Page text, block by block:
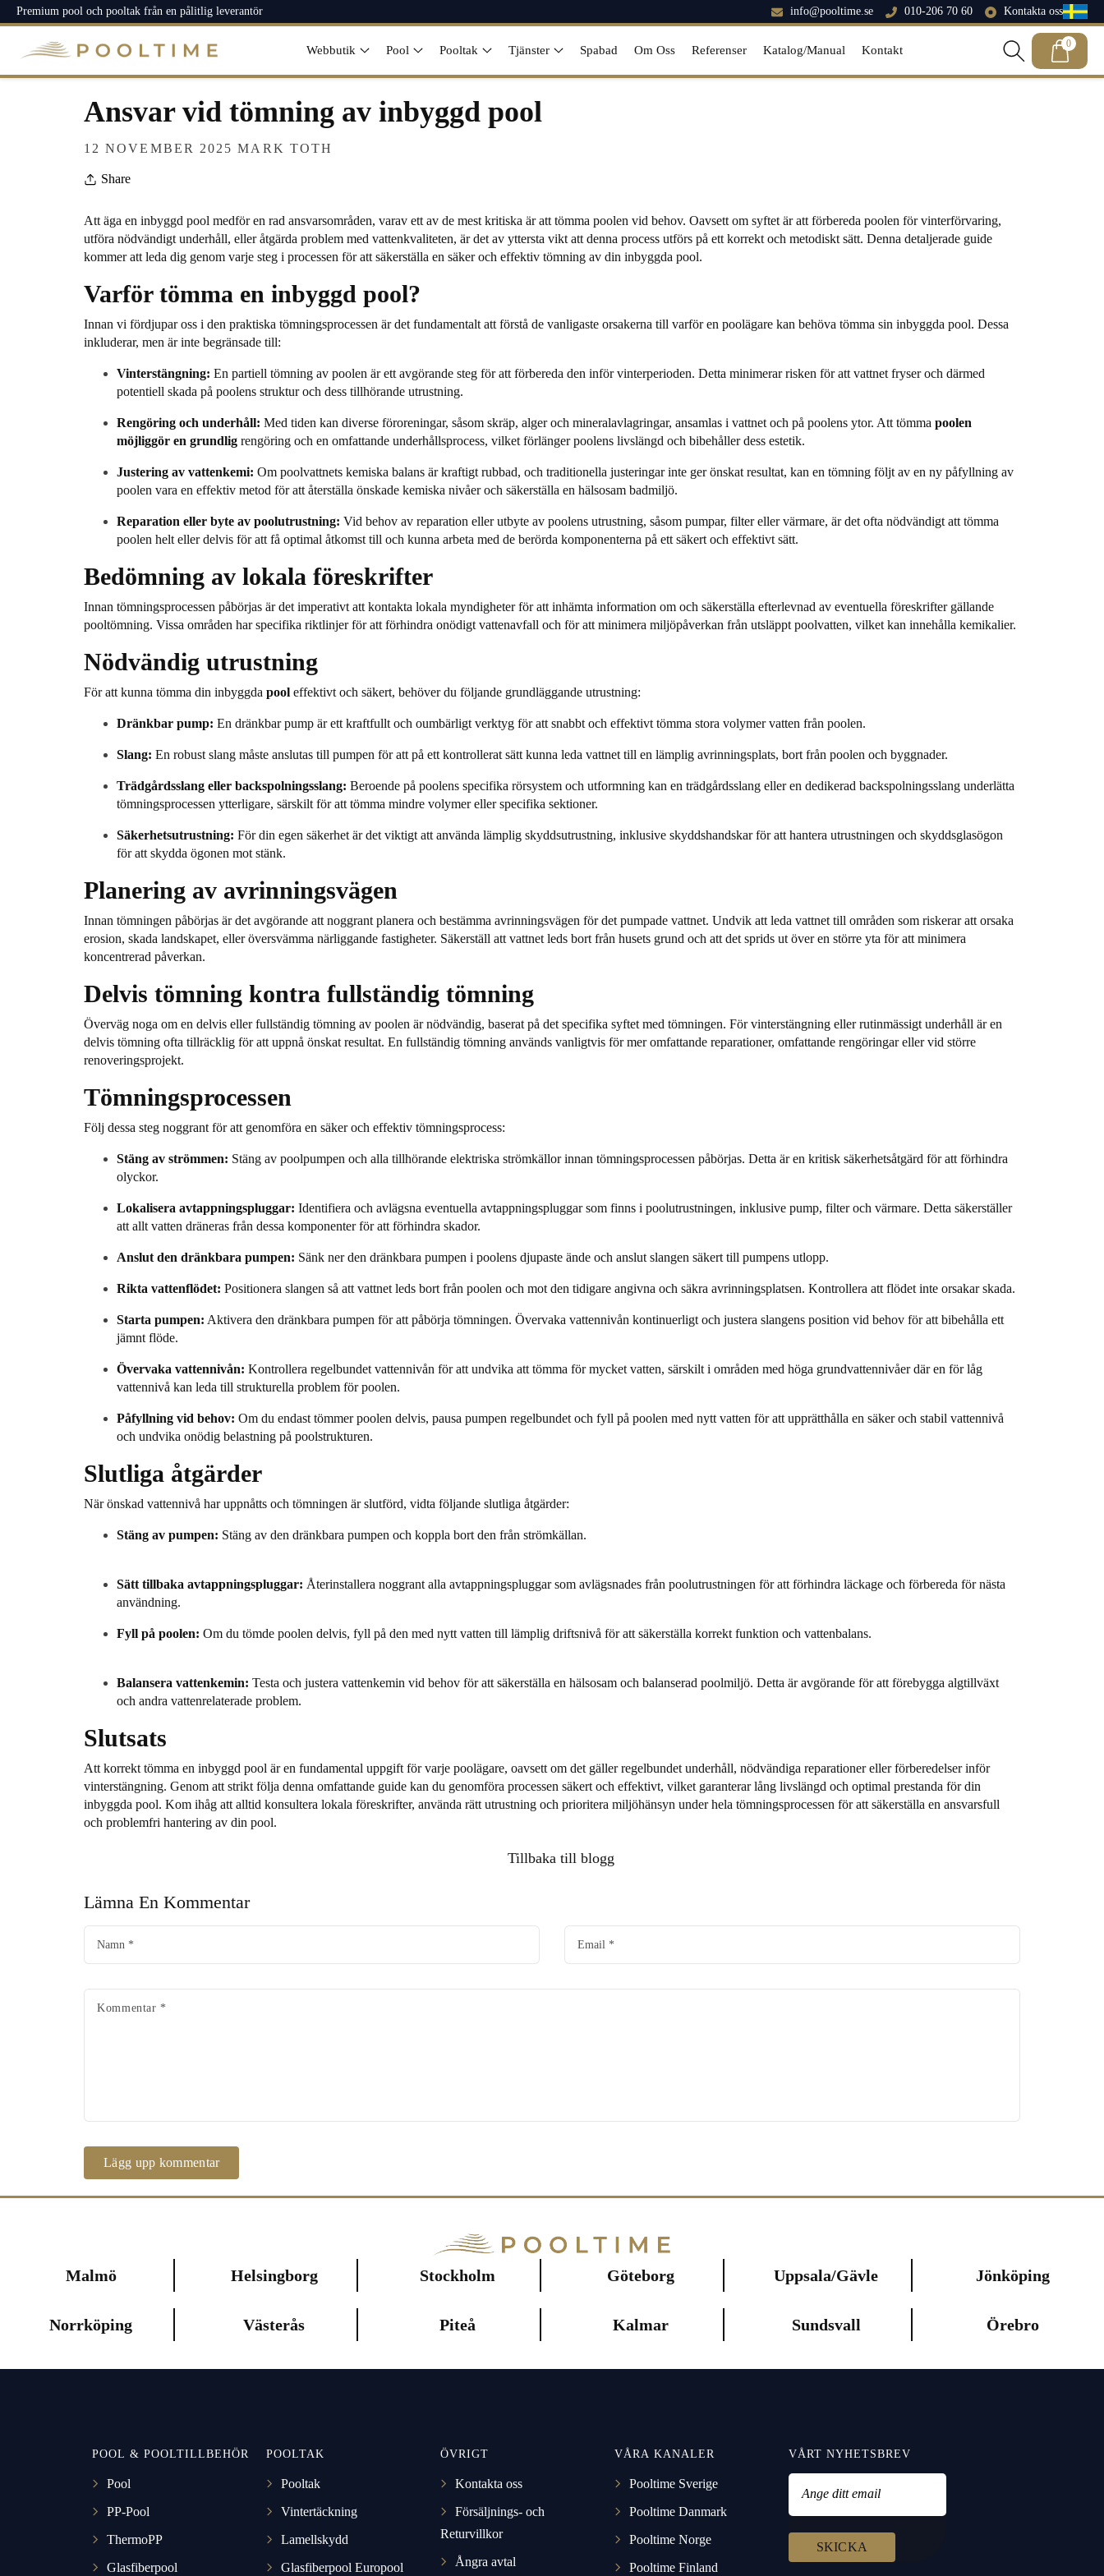
ti
ll
e
Premium pool och pooltak från en pålitlig leverantör info@pooltime.se 010-206 70 60 Kontakta oss
Webbutik Pool Pooltak Tjänster Spabad Om Oss Referenser Katalog/Manual Kontakt
0
Ansvar vid tömning av inbyggd pool
12 NOVEMBER 2025MARK TOTH
Share
Att äga en inbyggd pool medför en rad ansvarsområden, varav ett av de mest kritiska är att tömma poolen vid behov. Oavsett om syftet är att förbereda poolen för vinterförvaring,
utföra nödvändigt underhåll, eller åtgärda problem med vattenkvaliteten, är det av yttersta vikt att denna process utförs på ett korrekt och metodiskt sätt. Denna detaljerade guide
kommer att leda dig genom varje steg i processen för att säkerställa en säker och effektiv tömning av din inbyggda pool.
Varför tömma en inbyggd pool?
Innan vi fördjupar oss i den praktiska tömningsprocessen är det fundamentalt att förstå de vanligaste orsakerna till varför en poolägare kan behöva tömma sin inbyggda pool. Dessa
inkluderar, men är inte begränsade till:
Vinterstängning: En partiell tömning av poolen är ett avgörande steg för att förbereda den inför vinterperioden. Detta minimerar risken för att vattnet fryser och därmed
potentiell skada på poolens struktur och dess tillhörande utrustning.
Rengöring och underhåll: Med tiden kan diverse föroreningar, såsom skräp, alger och mineralavlagringar, ansamlas i vattnet och på poolens ytor. Att tömma poolen
möjliggör en grundlig rengöring och en omfattande underhållsprocess, vilket förlänger poolens livslängd och bibehåller dess estetik.
Justering av vattenkemi: Om poolvattnets kemiska balans är kraftigt rubbad, och traditionella justeringar inte ger önskat resultat, kan en tömning följt av en ny påfyllning av
poolen vara en effektiv metod för att återställa önskade kemiska nivåer och säkerställa en hälsosam badmiljö.
Reparation eller byte av poolutrustning: Vid behov av reparation eller utbyte av poolens utrustning, såsom pumpar, filter eller värmare, är det ofta nödvändigt att tömma
poolen helt eller delvis för att få optimal åtkomst till och kunna arbeta med de berörda komponenterna på ett säkert och effektivt sätt.
Bedömning av lokala föreskrifter
Innan tömningsprocessen påbörjas är det imperativt att kontakta lokala myndigheter för att inhämta information om och säkerställa efterlevnad av eventuella föreskrifter gällande
pooltömning. Vissa områden har specifika riktlinjer för att förhindra onödigt vattenavfall och för att minimera miljöpåverkan från utsläppt poolvatten, vilket kan innehålla kemikalier.
Nödvändig utrustning
För att kunna tömma din inbyggda pool effektivt och säkert, behöver du följande grundläggande utrustning:
Dränkbar pump: En dränkbar pump är ett kraftfullt och oumbärligt verktyg för att snabbt och effektivt tömma stora volymer vatten från poolen.
Slang: En robust slang måste anslutas till pumpen för att på ett kontrollerat sätt kunna leda vattnet till en lämplig avrinningsplats, bort från poolen och byggnader.
Trädgårdsslang eller backspolningsslang: Beroende på poolens specifika rörsystem och utformning kan en trädgårdsslang eller en dedikerad backspolningsslang underlätta
tömningsprocessen ytterligare, särskilt för att tömma mindre volymer eller specifika sektioner.
Säkerhetsutrustning: För din egen säkerhet är det viktigt att använda lämplig skyddsutrustning, inklusive skyddshandskar för att hantera utrustningen och skyddsglasögon
för att skydda ögonen mot stänk.
Planering av avrinningsvägen
Innan tömningen påbörjas är det avgörande att noggrant planera och bestämma avrinningsvägen för det pumpade vattnet. Undvik att leda vattnet till områden som riskerar att orsaka
erosion, skada landskapet, eller översvämma närliggande fastigheter. Säkerställ att vattnet leds bort från husets grund och att det sprids ut över en större yta för att minimera
koncentrerad påverkan.
Delvis tömning kontra fullständig tömning
Överväg noga om en delvis eller fullständig tömning av poolen är nödvändig, baserat på det specifika syftet med tömningen. För vinterstängning eller rutinmässigt underhåll är en
delvis tömning ofta tillräcklig för att uppnå önskat resultat. En fullständig tömning används vanligtvis för mer omfattande reparationer, omfattande rengöringar eller vid större
renoveringsprojekt.
Tömningsprocessen
Följ dessa steg noggrant för att genomföra en säker och effektiv tömningsprocess:
Stäng av strömmen: Stäng av poolpumpen och alla tillhörande elektriska strömkällor innan tömningsprocessen påbörjas. Detta är en kritisk säkerhetsåtgärd för att förhindra
olyckor.
Lokalisera avtappningspluggar: Identifiera och avlägsna eventuella avtappningspluggar som finns i poolutrustningen, inklusive pump, filter och värmare. Detta säkerställer
att allt vatten dräneras från dessa komponenter för att förhindra skador.
Anslut den dränkbara pumpen: Sänk ner den dränkbara pumpen i poolens djupaste ände och anslut slangen säkert till pumpens utlopp.
Rikta vattenflödet: Positionera slangen så att vattnet leds bort från poolen och mot den tidigare angivna och säkra avrinningsplatsen. Kontrollera att flödet inte orsakar skada.
Starta pumpen: Aktivera den dränkbara pumpen för att påbörja tömningen. Övervaka vattennivån kontinuerligt och justera slangens position vid behov för att bibehålla ett
jämnt flöde.
Övervaka vattennivån: Kontrollera regelbundet vattennivån för att undvika att tömma för mycket vatten, särskilt i områden med höga grundvattennivåer där en för låg
vattennivå kan leda till strukturella problem för poolen.
Påfyllning vid behov: Om du endast tömmerpoolen delvis, pausa pumpen regelbundet och fyll på poolen med nytt vatten för att upprätthålla en säker och stabil vattennivå
och undvika onödig belastning på poolstrukturen.
Slutliga åtgärder
När önskad vattennivå har uppnåtts och tömningen är slutförd, vidta följande slutliga åtgärder:
Stäng av pumpen: Stäng av den dränkbara pumpen och koppla bort den från strömkällan.
Sätt tillbaka avtappningspluggar: Återinstallera noggrant alla avtappningspluggar som avlägsnades från poolutrustningen för att förhindra läckage och förbereda för nästa
användning.
Fyll på poolen: Om du tömde poolen delvis, fyll på den med nytt vatten till lämplig driftsnivå för att säkerställa korrekt funktion och vattenbalans.
Balansera vattenkemin: Testa och justera vattenkemin vid behov för att säkerställa en hälsosam och balanserad poolmiljö. Detta är avgörande för att förebygga algtillväxt
och andra vattenrelaterade problem.
Slutsats
Att korrekt tömma en inbyggd pool är en fundamental uppgift för varje poolägare, oavsett om det gäller regelbundet underhåll, nödvändiga reparationer eller förberedelser inför
vinterstängning. Genom att strikt följa denna omfattande guide kan du genomföra processen säkert och effektivt, vilket garanterar lång livslängd och optimal prestanda för din
inbyggda pool. Kom ihåg att alltid konsultera lokala föreskrifter, använda rätt utrustning och prioritera miljöhänsyn under hela tömningsprocessen för att säkerställa en ansvarsfull
och problemfri hantering av din pool.
Tillbaka till blogg
Lämna En Kommentar
Namn * Email *
Kommentar *
Lägg upp kommentar
Malmö Helsingborg Stockholm Göteborg Uppsala/Gävle Jönköping
Norrköping Västerås Piteå Kalmar Sundsvall Örebro
POOL & POOLTILLBEHÖR
Pool
PP-Pool
ThermoPP
Glasfiberpool
POOLTAK
Pooltak
Vintertäckning
Lamellskydd
Glasfiberpool Europool
ÖVRIGT
Kontakta oss
Försäljnings- och
Returvillkor
Ångra avtal
VÅRA KANALER
Pooltime Sverige
Pooltime Danmark
Pooltime Norge
Pooltime Finland
VÅRT NYHETSBREV
Ange ditt email
SKICKA